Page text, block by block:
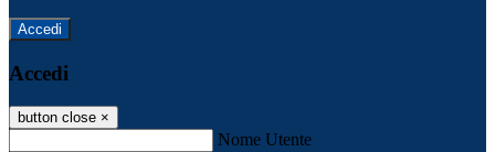
Accedi
Accedi
button close ×
Nome Utente